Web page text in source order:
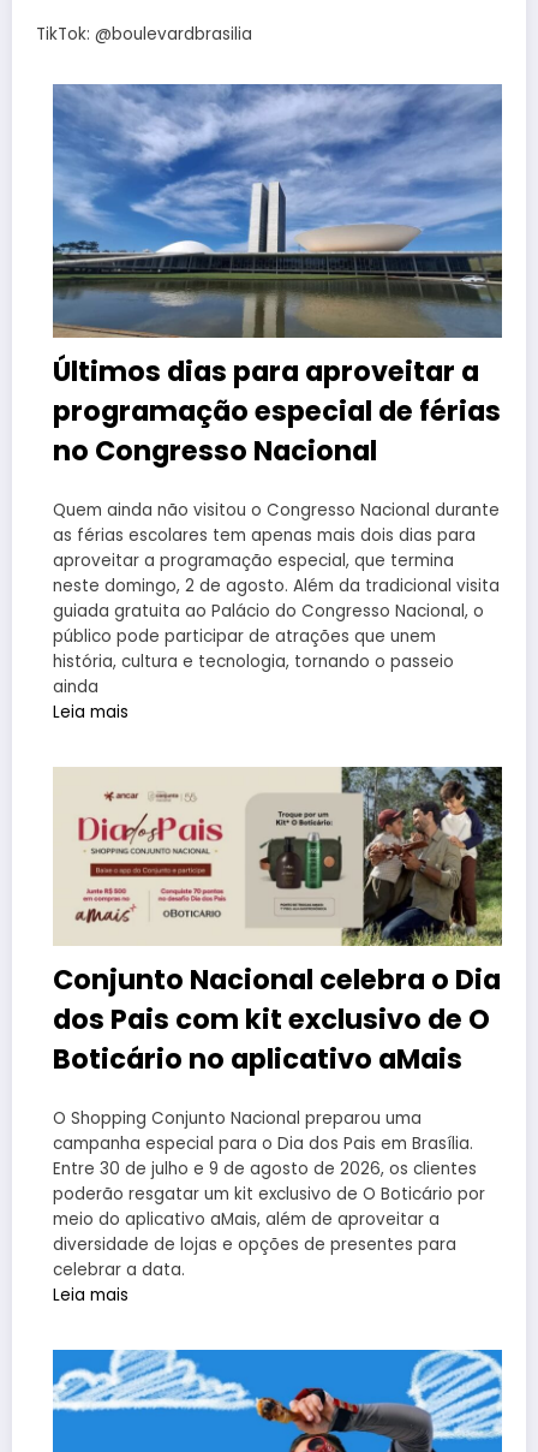
TikTok: @boulevardbrasilia
Últimos dias para aproveitar a
programação especial de férias
no Congresso Nacional
Quem ainda não visitou o Congresso Nacional durante
as férias escolares tem apenas mais dois dias para
aproveitar a programação especial, que termina
neste domingo, 2 de agosto. Além da tradicional visita
guiada gratuita ao Palácio do Congresso Nacional, o
público pode participar de atrações que unem
história, cultura e tecnologia, tornando o passeio
ainda
Leia mais
Conjunto Nacional celebra o Dia
dos Pais com kit exclusivo de O
Boticário no aplicativo aMais
O Shopping Conjunto Nacional preparou uma
campanha especial para o Dia dos Pais em Brasília.
Entre 30 de julho e 9 de agosto de 2026, os clientes
poderão resgatar um kit exclusivo de O Boticário por
meio do aplicativo aMais, além de aproveitar a
diversidade de lojas e opções de presentes para
celebrar a data.
Leia mais